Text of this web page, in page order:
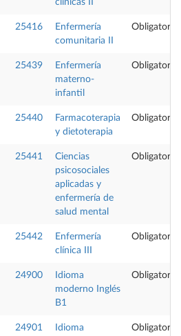
clínicas II
25416
Enfermería
comunitaria II
Obligatoria
25439
Enfermería
materno-
infantil
Obligatoria
25440
Farmacoterapia
y dietoterapia
Obligatoria
25441
Ciencias
psicosociales
aplicadas y
enfermería de
salud mental
Obligatoria
25442
Enfermería
clínica III
Obligatoria
24900
Idioma
moderno Inglés
B1
Obligatoria
24901
Idioma
Obligatoria